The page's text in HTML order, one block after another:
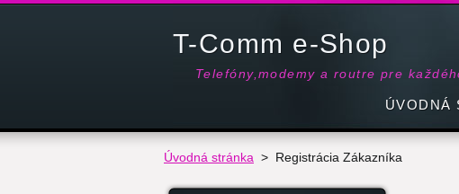
T-Comm e-Shop
Telefóny,modemy a routre pre
Úvodná stránka > Registrácia Zákazníka
ÚVODNÁ